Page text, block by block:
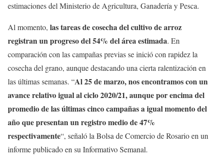
estimaciones del Ministerio de Agricultura, Ganadería y Pesca.
Al momento, las tareas de cosecha del cultivo de arroz
registran un progreso del 54% del área estimada. En
comparación con las campañas previas se inició con rapidez la
cosecha del grano, aunque destacando una cierta ralentización en
las últimas semanas. “Al 25 de marzo, nos encontramos con un
avance relativo igual al ciclo 2020/21, aunque por encima del
promedio de las últimas cinco campañas a igual momento del
año que presentan un registro medio de 47%
respectivamente“, señaló la Bolsa de Comercio de Rosario en un
informe publicado en su Informativo Semanal.